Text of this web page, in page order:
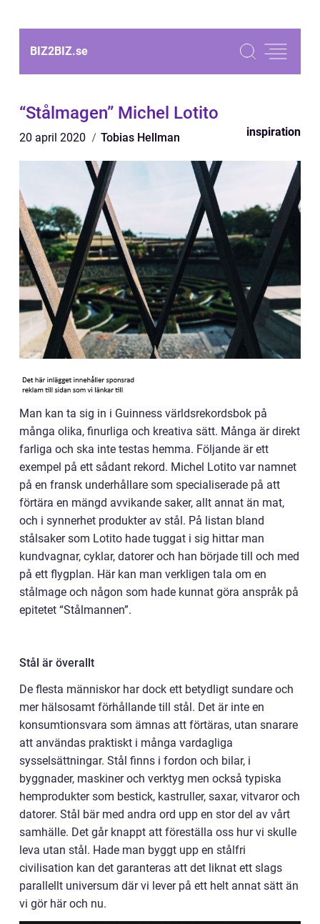
BIZ2BIZ.se
“Stålmagen” Michel Lotito
20 april 2020 Tobias Hellman inspiration
Man kan ta sig in i Guinness världsrekordsbok på
många olika, finurliga och kreativa sätt. Många är direkt
farliga och ska inte testas hemma. Följande är ett
exempel på ett sådant rekord. Michel Lotito var namnet
på en fransk underhållare som specialiserade på att
förtära en mängd avvikande saker, allt annat än mat,
och i synnerhet produkter av stål. På listan bland
stålsaker som Lotito hade tuggat i sig hittar man
kundvagnar, cyklar, datorer och han började till och med
på ett flygplan. Här kan man verkligen tala om en
stålmage och någon som hade kunnat göra anspråk på
epitetet “Stålmannen”.
Stål är överallt
De flesta människor har dock ett betydligt sundare och
mer hälsosamt förhållande till stål. Det är inte en
konsumtionsvara som ämnas att förtäras, utan snarare
att användas praktiskt i många vardagliga
sysselsättningar. Stål finns i fordon och bilar, i
byggnader, maskiner och verktyg men också typiska
hemprodukter som bestick, kastruller, saxar, vitvaror och
datorer. Stål bär med andra ord upp en stor del av vårt
samhälle. Det går knappt att föreställa oss hur vi skulle
leva utan stål. Hade man byggt upp en stålfri
civilisation kan det garanteras att det liknat ett slags
parallellt universum där vi lever på ett helt annat sätt än
vi gör här och nu.